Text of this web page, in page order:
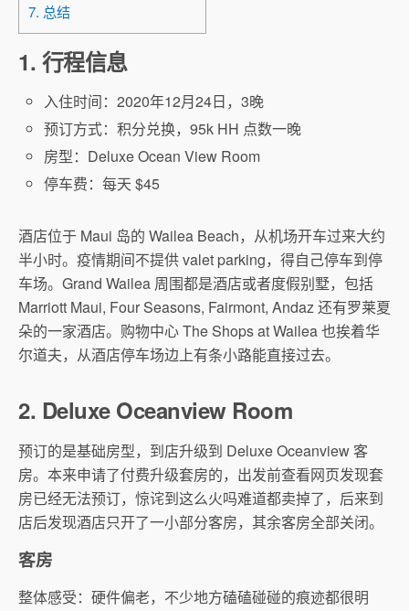
7. 总结
1. 行程信息
入住时间：2020年12月24日，3晚
预订方式：积分兑换，95k HH 点数一晚
房型：Deluxe Ocean View Room
停车费：每天 $45
酒店位于 Maui 岛的 Wailea Beach，从机场开车过来大约
半小时。疫情期间不提供 valet parking，得自己停车到停
车场。Grand Wailea 周围都是酒店或者度假别墅，包括
Marriott Maui, Four Seasons, Fairmont, Andaz 还有罗莱夏
朵的一家酒店。购物中心 The Shops at Wailea 也挨着华
尔道夫，从酒店停车场边上有条小路能直接过去。
2. Deluxe Oceanview Room
预订的是基础房型，到店升级到 Deluxe Oceanview 客
房。本来申请了付费升级套房的，出发前查看网页发现套
房已经无法预订，惊诧到这么火吗难道都卖掉了，后来到
店后发现酒店只开了一小部分客房，其余客房全部关闭。
客房
整体感受：硬件偏老，不少地方磕磕碰碰的痕迹都很明